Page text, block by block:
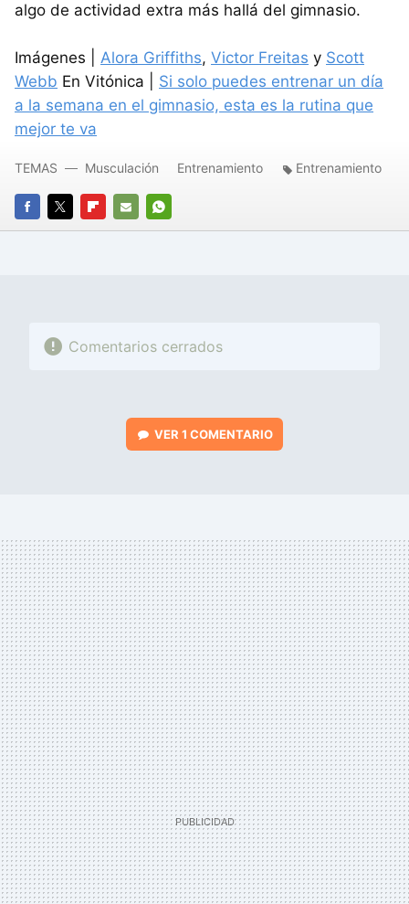
algo de actividad extra más hallá del gimnasio.
Imágenes | Alora Griffiths, Victor Freitas y Scott
Webb En Vitónica | Si solo puedes entrenar un día
a la semana en el gimnasio, esta es la rutina que
mejor te va
FACEBOOK
TWITTERFLIPBOARD
E-
WHATSAPP
TEMAS Musculación Entrenamiento Entrenamiento
Comentarios cerrados
VER 1 COMENTARIO